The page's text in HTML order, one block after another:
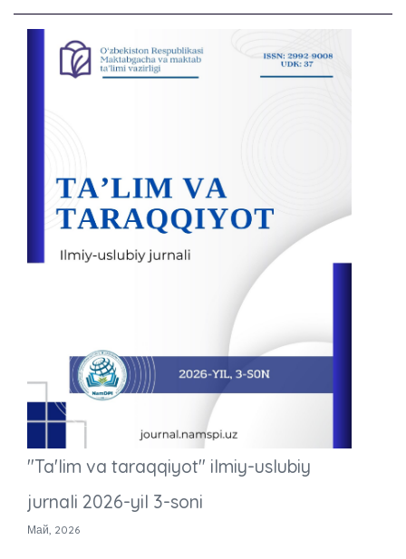
"Ta'lim va taraqqiyot" ilmiy-uslubiy
jurnali 2026-yil 3-soni
Май, 2026